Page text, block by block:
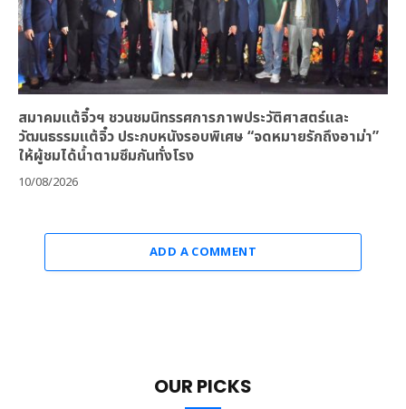
สมาคมแต้จิ๋วฯ ชวนชมนิทรรศการภาพประวัติศาสตร์และ
วัฒนธรรมแต้จิ๋ว ประกบหนังรอบพิเศษ “จดหมายรักถึงอาม่า”
ให้ผู้ชมได้น้ำตามซึมกันทั่งโรง
10/08/2026
ADD A COMMENT
OUR PICKS